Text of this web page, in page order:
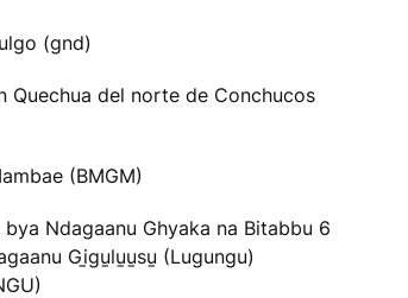
(gnd)
Quechua del norte de Conchucos
(BMGM)
bya Ndagaanu Ghyaka na Bitabbu 6
Gi̱gu̱lu̱u̱su̱ (Lugungu)